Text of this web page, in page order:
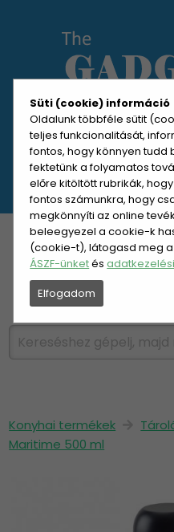
Süti (cookie) információ
Oldalunk többféle sütit
teljes funkcionalitását,
fontos, hogy könnyen
fektetünk a folyamatos
előre kitöltött rubrikák,
fontos számunkra, hogy
megkönnyíti az online
beleegyezel a cookie-k
(cookie-t), látogasd meg
ÁSZF-ünketés
Elfogadom
MENÜ
KATEGÓRIÁK
Konyhai termékek
Maritime 500 ml